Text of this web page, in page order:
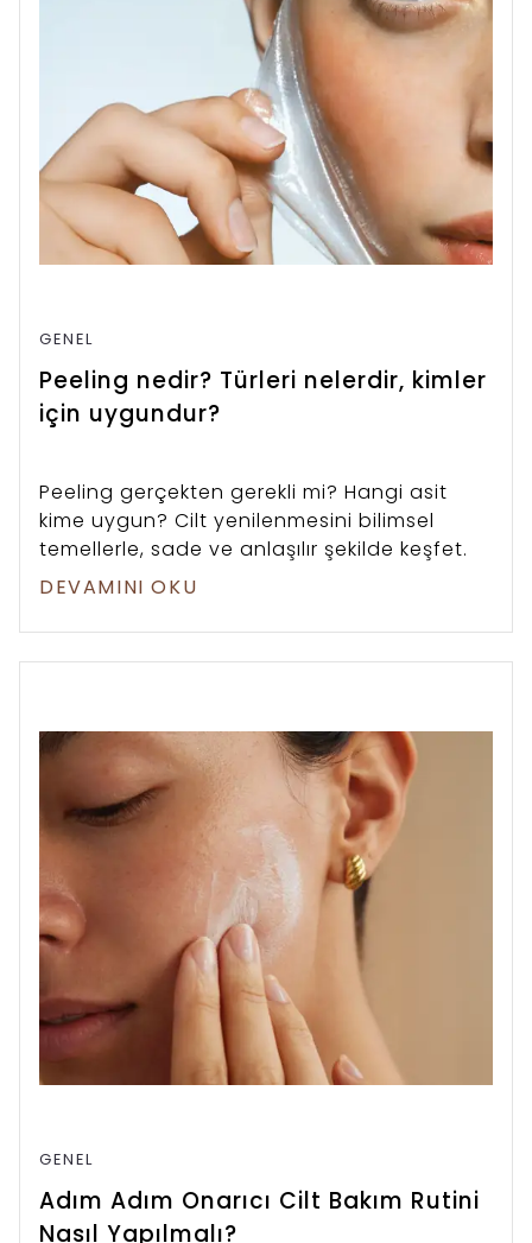
GENEL
Peeling nedir? Türleri nelerdir, kimler
için uygundur?
Peeling gerçekten gerekli mi? Hangi asit
kime uygun? Cilt yenilenmesini bilimsel
temellerle, sade ve anlaşılır şekilde keşfet.
DEVAMINI OKU
GENEL
Adım Adım Onarıcı Cilt Bakım Rutini
Nasıl Yapılmalı?